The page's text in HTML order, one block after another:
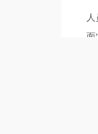
面